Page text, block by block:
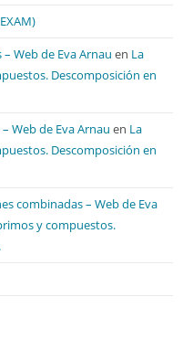
Web de Eva Arnau en La
Descomposición en
Web de Eva Arnau en La
Descomposición en
combinadas – Web de Eva
y compuestos.